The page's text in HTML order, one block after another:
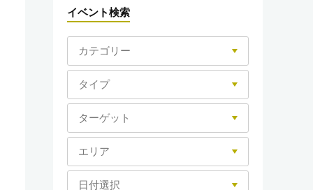
イベント検索